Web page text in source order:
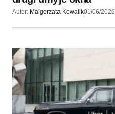
Autor: Malgorzata Kowalik01/06/2026